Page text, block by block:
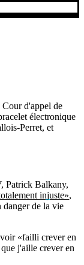
Cour d'appel de
électronique
Perret, et
Patrick Balkany,
injuste»,
de la vie
«failli crever en
j'aille crever en